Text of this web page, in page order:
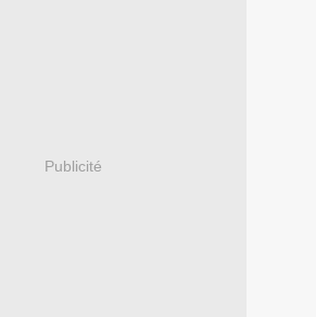
Publicité